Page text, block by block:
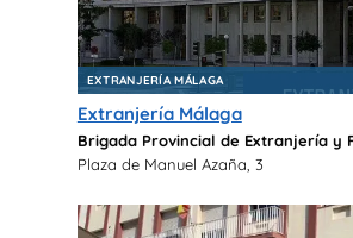
EXTRANJERÍA MÁLAGA
Extranjería Málaga
Brigada Provincial de Extranjería y
Plaza de Manuel Azaña, 3